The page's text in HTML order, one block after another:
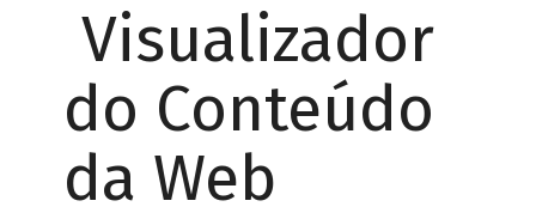
Visualizador
do Conteúdo
da Web